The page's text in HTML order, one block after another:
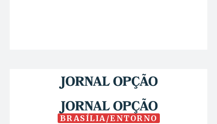
BRASÍLIA/ENTORNO